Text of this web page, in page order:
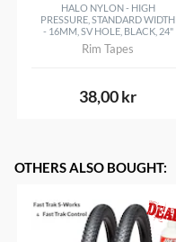
HALO NYLON - HIGH
PRESSURE, STANDARD WIDTH
- 16MM, SV HOLE, BLACK, 24"
Rim Tapes
38,00 kr
OTHERS ALSO BOUGHT: